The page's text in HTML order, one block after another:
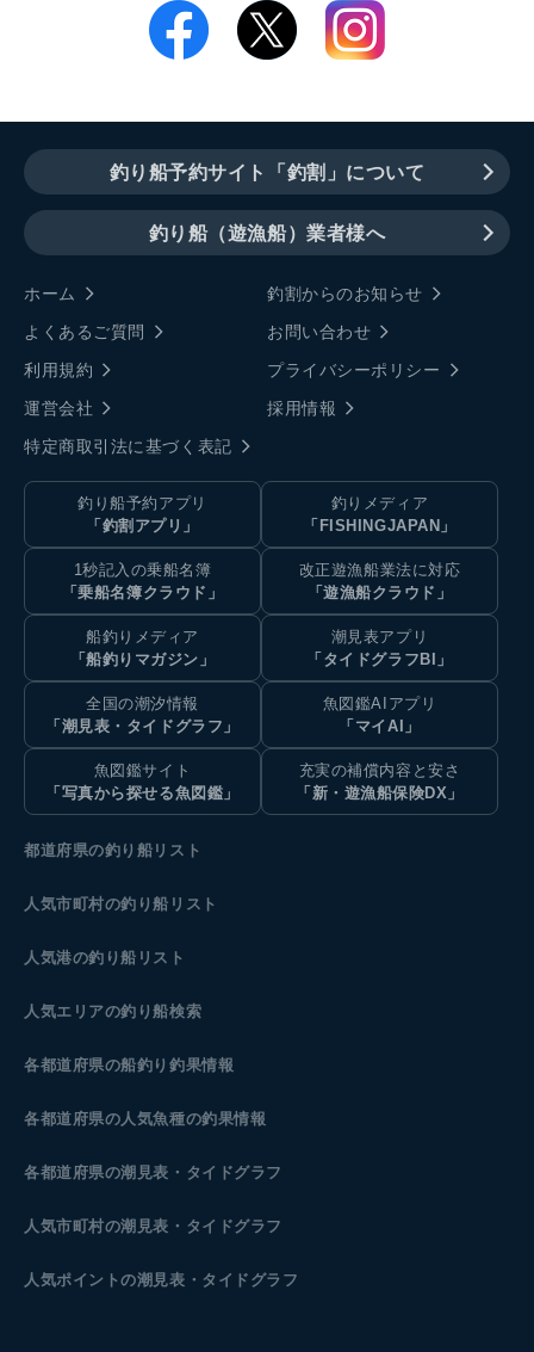
釣り船予約サイト「釣割」について
釣り船（遊漁船）業者様へ
ホーム
釣割からのお知らせ
よくあるご質問
お問い合わせ
利用規約
プライバシーポリシー
運営会社
採用情報
特定商取引法に基づく表記
釣り船予約アプリ
「釣割アプリ」
釣りメディア
「FISHINGJAPAN」
1秒記入の乗船名簿
「乗船名簿クラウド」
改正遊漁船業法に対応
「遊漁船クラウド」
船釣りメディア
「船釣りマガジン」
潮見表アプリ
「タイドグラフBI」
全国の潮汐情報
「潮見表・タイドグラフ」
魚図鑑AIアプリ
「マイAI」
魚図鑑サイト
「写真から探せる魚図鑑」
充実の補償内容と安さ
「新・遊漁船保険DX」
都道府県の釣り船リスト
人気市町村の釣り船リスト
人気港の釣り船リスト
人気エリアの釣り船検索
各都道府県の船釣り釣果情報
各都道府県の人気魚種の釣果情報
各都道府県の潮見表 ・タイドグラフ
人気市町村の潮見表・タイドグラフ
人気ポイントの潮見表・タイドグラフ